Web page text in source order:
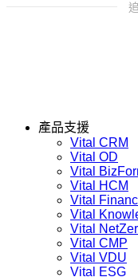
產品支援
Vital CRM
Vital OD
Vital
Vital HCM
Vital
Vital
Vital
Vital CMP
Vital VDU
Vital ESG